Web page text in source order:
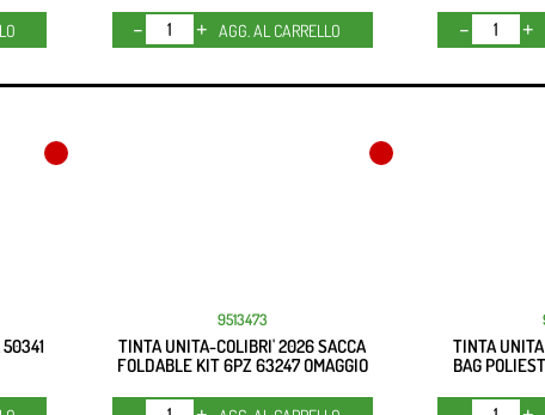
Quantità
AGG. AL CARRELLO
9513473
TINTA UNITA-COLIBRI' 2026 SACCA
FOLDABLE KIT 6PZ 63247 OMAGGIO
Quantità
TINTA
BAG